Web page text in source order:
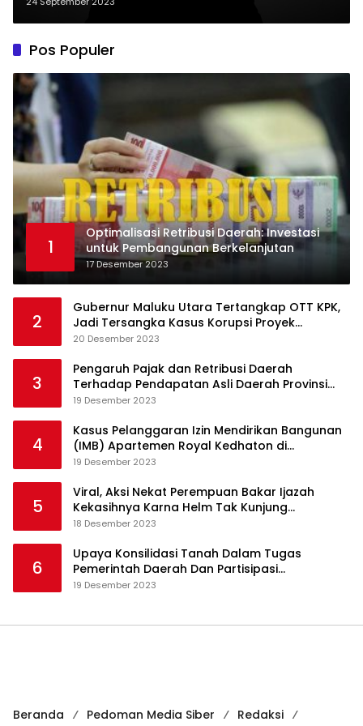
PT BSA Lampung Tengah
Pos Populer
1
Optimalisasi Retribusi Daerah: Investasi
untuk Pembangunan Berkelanjutan
17 Desember 2023
2
Gubernur Maluku Utara Tertangkap OTT KPK,
Jadi Tersangka Kasus Korupsi Proyek
Pengadaan Barang dan Jasa
20 Desember 2023
3
Pengaruh Pajak dan Retribusi Daerah
Terhadap Pendapatan Asli Daerah Provinsi
Jambi
19 Desember 2023
4
Kasus Pelanggaran Izin Mendirikan Bangunan
(IMB) Apartemen Royal Kedhaton di
Yogyakarta
19 Desember 2023
5
Viral, Aksi Nekat Perempuan Bakar Ijazah
Kekasihnya Karna Helm Tak Kunjung
Dikembalikan
18 Desember 2023
6
Upaya Konsilidasi Tanah Dalam Tugas
Pemerintah Daerah Dan Partisipasi
Masyarakat
19 Desember 2023
Beranda Pedoman Media Siber Redaksi